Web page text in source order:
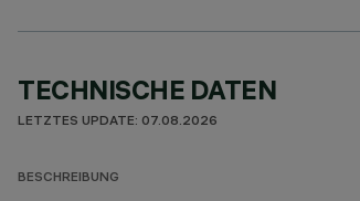
TECHNISCHE DATEN
LETZTES UPDATE: 07.08.2026
BESCHREIBUNG